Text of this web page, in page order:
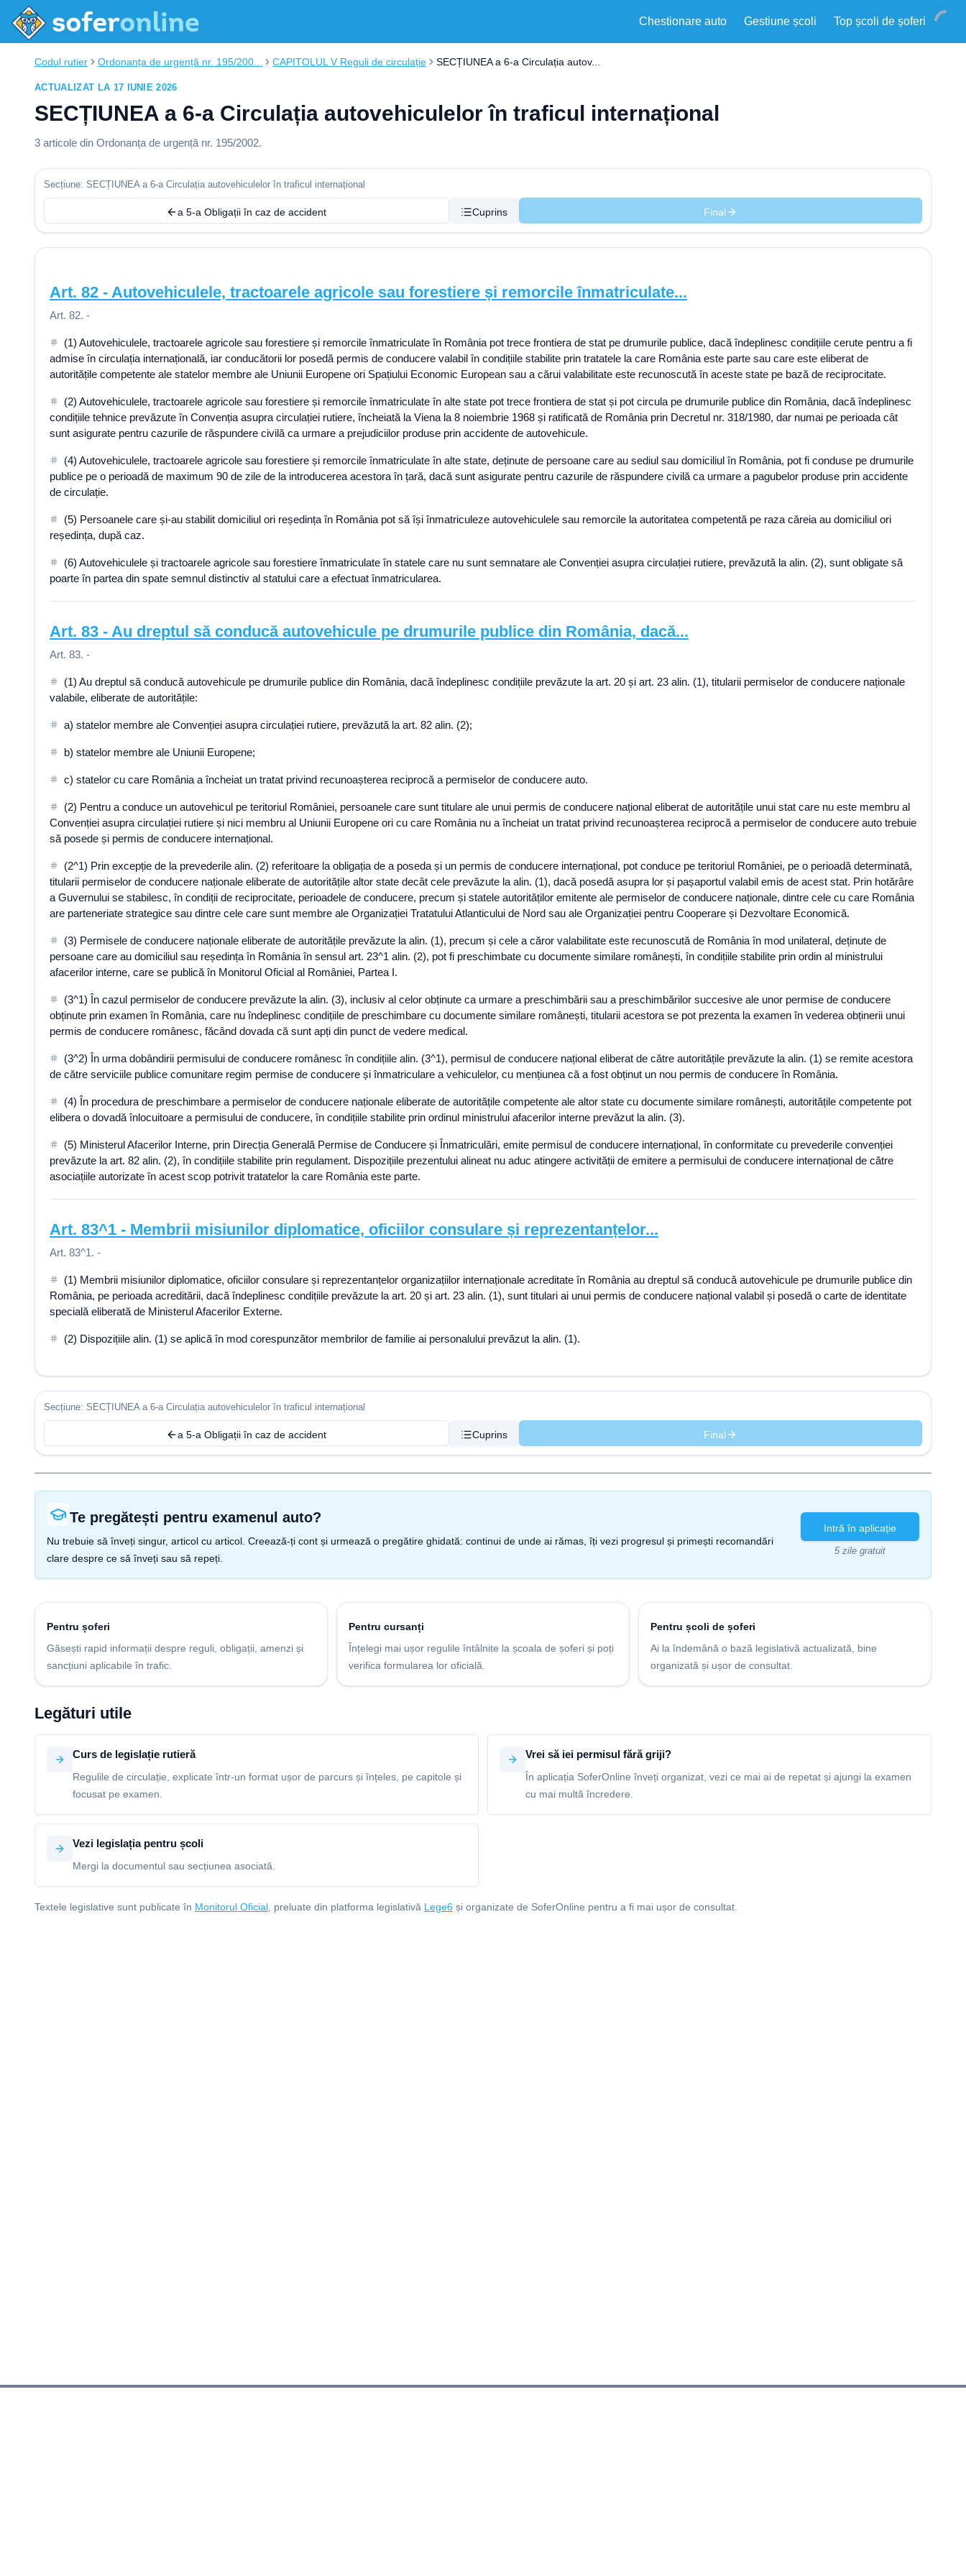
Chestionare auto Gestiune școli Top școli de șoferi
Codul rutier Ordonanța de urgență nr. 195/200... CAPITOLUL V Reguli de circulație SECȚIUNEA a 6-a Circulația autov...
ACTUALIZAT LA 17 IUNIE 2026
SECȚIUNEA a 6-a Circulația autovehiculelor în traficul internațional
3 articole din Ordonanța de urgență nr. 195/2002.
Secțiune: SECȚIUNEA a 6-a Circulația autovehiculelor în traficul internațional
a 5-a Obligații în caz de accident Cuprins Final
Art. 82 - Autovehiculele, tractoarele agricole sau forestiere și remorcile înmatriculate...
Art. 82. -
(1) Autovehiculele, tractoarele agricole sau forestiere și remorcile înmatriculate în România pot trece frontiera de stat pe drumurile publice, dacă îndeplinesc condițiile cerute pentru a fi
admise în circulația internațională, iar conducătorii lor posedă permis de conducere valabil în condițiile stabilite prin tratatele la care România este parte sau care este eliberat de
autoritățile competente ale statelor membre ale Uniunii Europene ori Spațiului Economic European sau a cărui valabilitate este recunoscută în aceste state pe bază de reciprocitate.
(2) Autovehiculele, tractoarele agricole sau forestiere și remorcile înmatriculate în alte state pot trece frontiera de stat și pot circula pe drumurile publice din România, dacă îndeplinesc
condițiile tehnice prevăzute în Convenția asupra circulației rutiere, încheiată la Viena la 8 noiembrie 1968 și ratificată de România prin Decretul nr. 318/1980, dar numai pe perioada cât
sunt asigurate pentru cazurile de răspundere civilă ca urmare a prejudiciilor produse prin accidente de autovehicule.
(4) Autovehiculele, tractoarele agricole sau forestiere și remorcile înmatriculate în alte state, deținute de persoane care au sediul sau domiciliul în România, pot fi conduse pe drumurile
publice pe o perioadă de maximum 90 de zile de la introducerea acestora în țară, dacă sunt asigurate pentru cazurile de răspundere civilă ca urmare a pagubelor produse prin accidente
de circulație.
(5) Persoanele care și-au stabilit domiciliul ori reședința în România pot să își înmatriculeze autovehiculele sau remorcile la autoritatea competentă pe raza căreia au domiciliul ori
reședința, după caz.
(6) Autovehiculele și tractoarele agricole sau forestiere înmatriculate în statele care nu sunt semnatare ale Convenției asupra circulației rutiere, prevăzută la alin. (2), sunt obligate să
poarte în partea din spate semnul distinctiv al statului care a efectuat înmatricularea.
Art. 83 - Au dreptul să conducă autovehicule pe drumurile publice din România, dacă...
Art. 83. -
(1) Au dreptul să conducă autovehicule pe drumurile publice din România, dacă îndeplinesc condițiile prevăzute la art. 20 și art. 23 alin. (1), titularii permiselor de conducere naționale
valabile, eliberate de autoritățile:
a) statelor membre ale Convenției asupra circulației rutiere, prevăzută la art. 82 alin. (2);
b) statelor membre ale Uniunii Europene;
c) statelor cu care România a încheiat un tratat privind recunoașterea reciprocă a permiselor de conducere auto.
(2) Pentru a conduce un autovehicul pe teritoriul României, persoanele care sunt titulare ale unui permis de conducere național eliberat de autoritățile unui stat care nu este membru al
Convenției asupra circulației rutiere și nici membru al Uniunii Europene ori cu care România nu a încheiat un tratat privind recunoașterea reciprocă a permiselor de conducere auto trebuie
să posede și permis de conducere internațional.
(2^1) Prin excepție de la prevederile alin. (2) referitoare la obligația de a poseda și un permis de conducere internațional, pot conduce pe teritoriul României, pe o perioadă determinată,
titularii permiselor de conducere naționale eliberate de autoritățile altor state decât cele prevăzute la alin. (1), dacă posedă asupra lor și pașaportul valabil emis de acest stat. Prin hotărâre
a Guvernului se stabilesc, în condiții de reciprocitate, perioadele de conducere, precum și statele autorităților emitente ale permiselor de conducere naționale, dintre cele cu care România
are parteneriate strategice sau dintre cele care sunt membre ale Organizației Tratatului Atlanticului de Nord sau ale Organizației pentru Cooperare și Dezvoltare Economică.
(3) Permisele de conducere naționale eliberate de autoritățile prevăzute la alin. (1), precum și cele a căror valabilitate este recunoscută de România în mod unilateral, deținute de
persoane care au domiciliul sau reședința în România în sensul art. 23^1 alin. (2), pot fi preschimbate cu documente similare românești, în condițiile stabilite prin ordin al ministrului
afacerilor interne, care se publică în Monitorul Oficial al României, Partea I.
(3^1) În cazul permiselor de conducere prevăzute la alin. (3), inclusiv al celor obținute ca urmare a preschimbării sau a preschimbărilor succesive ale unor permise de conducere
obținute prin examen în România, care nu îndeplinesc condițiile de preschimbare cu documente similare românești, titularii acestora se pot prezenta la examen în vederea obținerii unui
permis de conducere românesc, făcând dovada că sunt apți din punct de vedere medical.
(3^2) În urma dobândirii permisului de conducere românesc în condițiile alin. (3^1), permisul de conducere național eliberat de către autoritățile prevăzute la alin. (1) se remite acestora
de către serviciile publice comunitare regim permise de conducere și înmatriculare a vehiculelor, cu mențiunea că a fost obținut un nou permis de conducere în România.
(4) În procedura de preschimbare a permiselor de conducere naționale eliberate de autoritățile competente ale altor state cu documente similare românești, autoritățile competente pot
elibera o dovadă înlocuitoare a permisului de conducere, în condițiile stabilite prin ordinul ministrului afacerilor interne prevăzut la alin. (3).
(5) Ministerul Afacerilor Interne, prin Direcția Generală Permise de Conducere și Înmatriculări, emite permisul de conducere internațional, în conformitate cu prevederile convenției
prevăzute la art. 82 alin. (2), în condițiile stabilite prin regulament. Dispozițiile prezentului alineat nu aduc atingere activității de emitere a permisului de conducere internațional de către
asociațiile autorizate în acest scop potrivit tratatelor la care România este parte.
Art. 83^1 - Membrii misiunilor diplomatice, oficiilor consulare și reprezentanțelor...
Art. 83^1. -
(1) Membrii misiunilor diplomatice, oficiilor consulare și reprezentanțelor organizațiilor internaționale acreditate în România au dreptul să conducă autovehicule pe drumurile publice din
România, pe perioada acreditării, dacă îndeplinesc condițiile prevăzute la art. 20 și art. 23 alin. (1), sunt titulari ai unui permis de conducere național valabil și posedă o carte de identitate
specială eliberată de Ministerul Afacerilor Externe.
(2) Dispozițiile alin. (1) se aplică în mod corespunzător membrilor de familie ai personalului prevăzut la alin. (1).
Secțiune: SECȚIUNEA a 6-a Circulația autovehiculelor în traficul internațional
a 5-a Obligații în caz de accident Cuprins Final
Te pregătești pentru examenul auto?
Nu trebuie să înveți singur, articol cu articol. Creează-ți cont și urmează o pregătire ghidată: continui de unde ai rămas, îți vezi progresul și primești recomandări
clare despre ce să înveți sau să repeți.
Intră în aplicație
5 zile gratuit
Pentru șoferi
Găsești rapid informații despre reguli, obligații, amenzi și
sancțiuni aplicabile în trafic.
Pentru cursanți
Înțelegi mai ușor regulile întâlnite la școala de șoferi și poți
verifica formularea lor oficială.
Pentru școli de șoferi
Ai la îndemână o bază legislativă actualizată, bine
organizată și ușor de consultat.
Legături utile
Curs de legislație rutieră
Regulile de circulație, explicate într-un format ușor de parcurs și înțeles, pe capitole și
focusat pe examen.
Vrei să iei permisul fără griji?
În aplicația SoferOnline înveți organizat, vezi ce mai ai de repetat și ajungi la examen
cu mai multă încredere.
Vezi legislația pentru școli
Mergi la documentul sau secțiunea asociată.
Textele legislative sunt publicate în Monitorul Oficial , preluate din platforma legislativă Lege6 și organizate de SoferOnline pentru a fi mai ușor de consultat.